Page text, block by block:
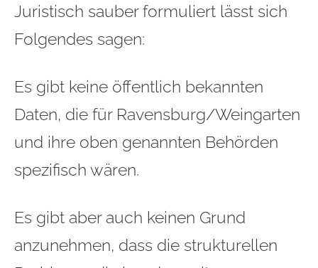
Juristisch sauber formuliert lässt sich
Folgendes sagen:
Es gibt keine öffentlich bekannten
Daten, die für Ravensburg/Weingarten
und ihre oben genannten Behörden
spezifisch wären.
Es gibt aber auch keinen Grund
anzunehmen, dass die strukturellen